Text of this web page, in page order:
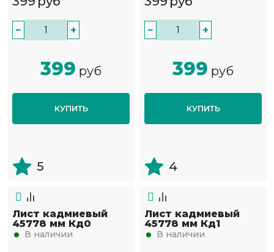
− +
399 руб
КУПИТЬ
5
− +
399 руб
КУПИТЬ
4
Лист кадмиевый
45778 мм Кд0
В наличии
Лист кадмиевый
45778 мм Кд1
В наличии